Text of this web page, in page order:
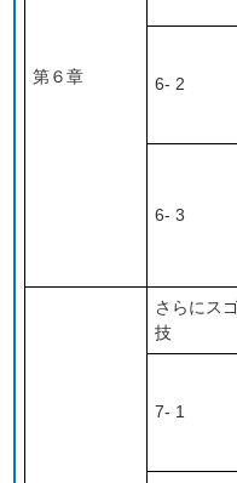
第６章 6- 2
6- 3
さらにス
技
7- 1